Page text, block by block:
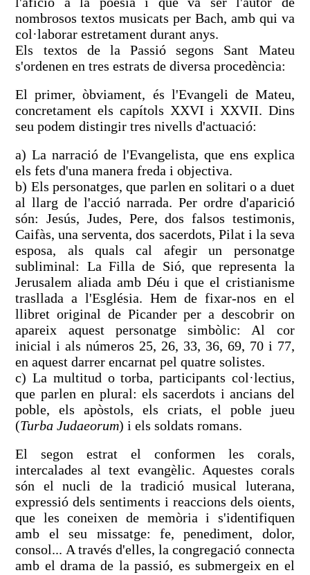
nombrosos textos musicats per Bach, amb qui va
col·laborar estretament durant anys.
Els textos de la Passió segons Sant Mateu
s'ordenen en tres estrats de diversa procedència:
El primer, òbviament, és l'Evangeli de Mateu,
concretament els capítols XXVI i XXVII. Dins
seu podem distingir tres nivells d'actuació:
a) La narració de l'Evangelista, que ens explica
els fets d'una manera freda i objectiva.
b) Els personatges, que parlen en solitari o a duet
al llarg de l'acció narrada. Per ordre d'aparició
són: Jesús, Judes, Pere, dos falsos testimonis,
Caifàs, una serventa, dos sacerdots, Pilat i la seva
esposa, als quals cal afegir un personatge
subliminal: La Filla de Sió, que representa la
Jerusalem aliada amb Déu i que el cristianisme
trasllada a l'Església. Hem de fixar-nos en el
llibret original de Picander per a descobrir on
apareix aquest personatge simbòlic: Al cor
inicial i als números 25, 26, 33, 36, 69, 70 i 77,
en aquest darrer encarnat pel quatre solistes.
c) La multitud o torba, participants col·lectius,
que parlen en plural: els sacerdots i ancians del
poble, els apòstols, els criats, el poble jueu
(Turba Judaeorum) i els soldats romans.
El segon estrat el conformen les corals,
intercalades al text evangèlic. Aquestes corals
són el nucli de la tradició musical luterana,
expressió dels sentiments i reaccions dels oients,
que les coneixen de memòria i s'identifiquen
amb el seu missatge: fe, penediment, dolor,
consol... A través d'elles, la congregació connecta
amb el drama de la passió, es submergeix en el